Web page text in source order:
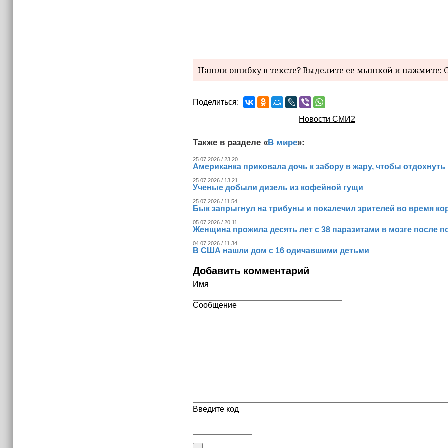
Нашли ошибку в тексте? Выделите ее мышкой и нажмите:
Поделиться:
Новости СМИ2
Также в разделе «В мире»:
25.07.2026 / 23.20
Американка приковала дочь к забору в жару, чтобы отдохнуть
25.07.2026 / 13.21
Ученые добыли дизель из кофейной гущи
25.07.2026 / 11.54
Бык запрыгнул на трибуны и покалечил зрителей во время
05.07.2026 / 20.11
Женщина прожила десять лет с 38 паразитами в мозге после
04.07.2026 / 11.34
В США нашли дом с 16 одичавшими детьми
Добавить комментарий
Имя
Сообщение
Введите код